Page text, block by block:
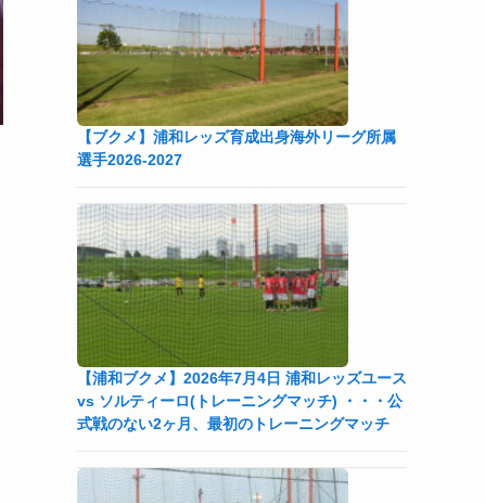
【ブクメ】浦和レッズ育成出身海外リーグ所属
選手2026-2027
【浦和ブクメ】2026年7月4日 浦和レッズユース
vs ソルティーロ(トレーニングマッチ) ・・・公
式戦のない2ヶ月、最初のトレーニングマッチ